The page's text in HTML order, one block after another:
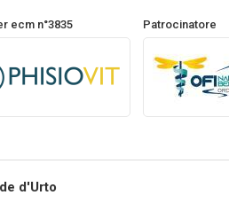
ecm n°3835 Patrocinatore
d'Urto